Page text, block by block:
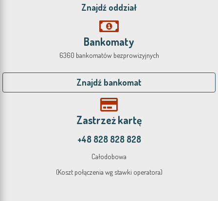
Znajdź oddział
Bankomaty
6360 bankomatów bezprowizyjnych
Znajdź bankomat
Zastrzeż kartę
+48 828 828 828
Całodobowa
(Koszt połączenia wg stawki operatora)